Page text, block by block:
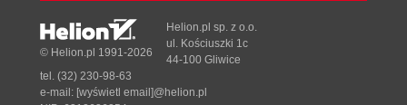
© Helion.pl 1991-2026
Helion.pl sp. z o.o.
ul. Kościuszki 1c
44-100 Gliwice
tel. (32) 230-98-63
e-mail: [wyświetl email]@helion.pl